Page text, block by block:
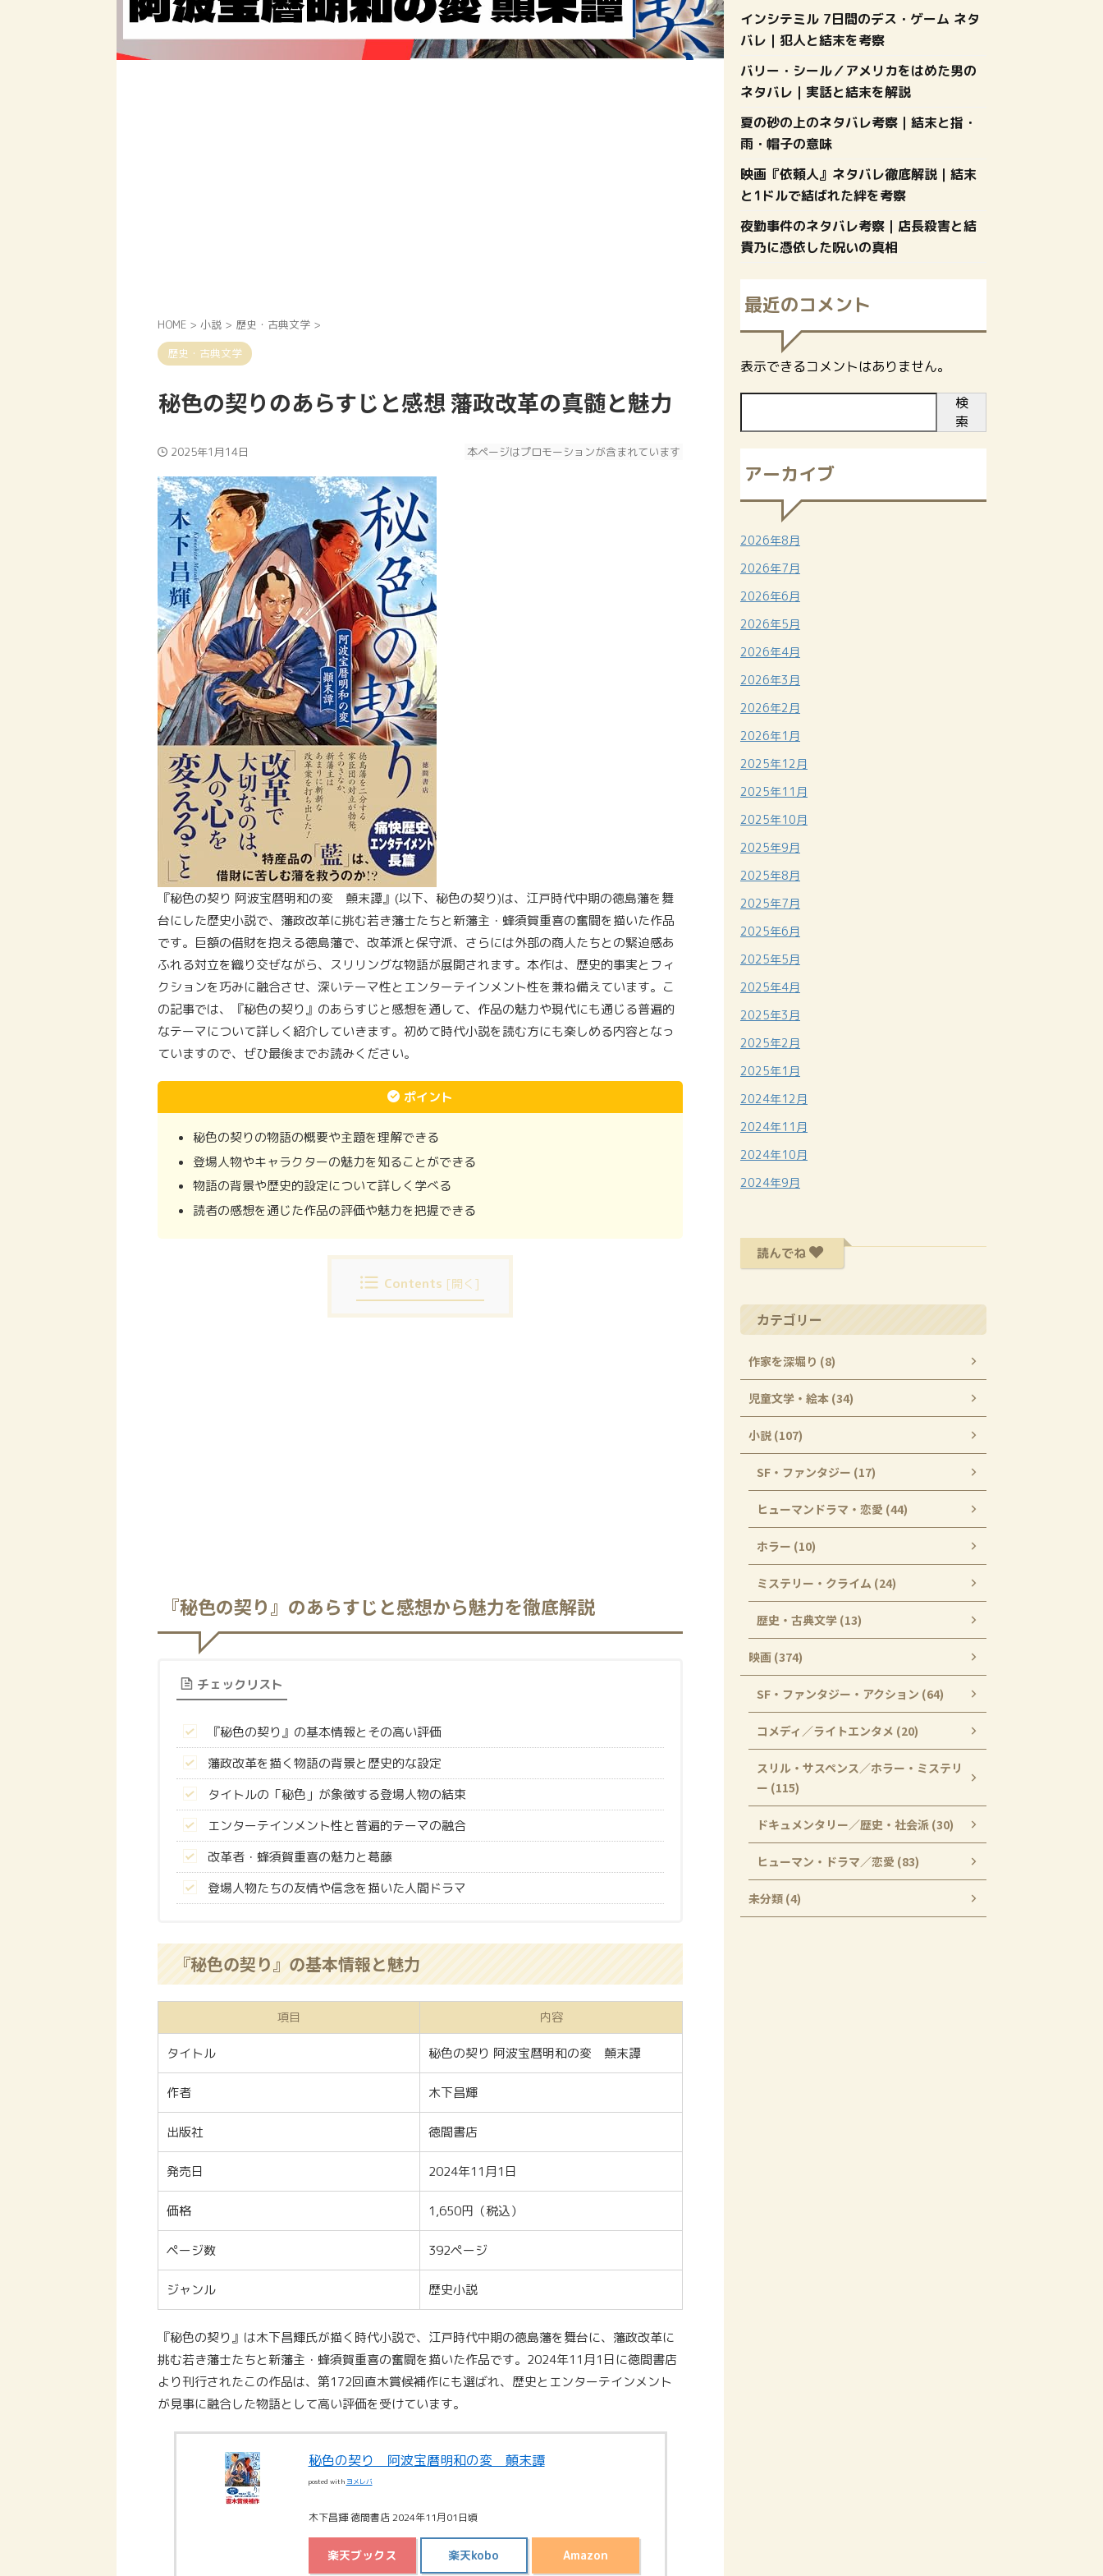
HOME > 小説 > 歴史・古典文学 >
歴史・古典文学
秘色の契りのあらすじと感想 藩政改革の真髄と魅力
2025年1月14日 本ページはプロモーションが含まれています
『秘色の契り 阿波宝暦明和の変 顛末譚』(以下、秘色の契り)は、江戸時代中期の徳島藩を舞
台にした歴史小説で、藩政改革に挑む若き藩士たちと新藩主・蜂須賀重喜の奮闘を描いた作品
です。巨額の借財を抱える徳島藩で、改革派と保守派、さらには外部の商人たちとの緊迫感あ
ふれる対立を織り交ぜながら、スリリングな物語が展開されます。本作は、歴史的事実とフィ
クションを巧みに融合させ、深いテーマ性とエンターテインメント性を兼ね備えています。こ
の記事では、『秘色の契り』のあらすじと感想を通して、作品の魅力や現代にも通じる普遍的
なテーマについて詳しく紹介していきます。初めて時代小説を読む方にも楽しめる内容となっ
ていますので、ぜひ最後までお読みください。
ポイント
秘色の契りの物語の概要や主題を理解できる
登場人物やキャラクターの魅力を知ることができる
物語の背景や歴史的設定について詳しく学べる
読者の感想を通じた作品の評価や魅力を把握できる
Contents [開く ]
『秘色の契り』のあらすじと感想から魅力を徹底解説
チェックリスト
『秘色の契り』の基本情報とその高い評価
藩政改革を描く物語の背景と歴史的な設定
タイトルの「秘色」が象徴する登場人物の結束
エンターテインメント性と普遍的テーマの融合
改革者・蜂須賀重喜の魅力と葛藤
登場人物たちの友情や信念を描いた人間ドラマ
『秘色の契り』の基本情報と魅力
項目 内容
タイトル 秘色の契り 阿波宝暦明和の変 顛末譚
作者 木下昌輝
出版社 徳間書店
発売日 2024年11月1日
価格 1,650円（税込）
ページ数 392ページ
ジャンル 歴史小説
『秘色の契り』は木下昌輝氏が描く時代小説で、江戸時代中期の徳島藩を舞台に、藩政改革に
挑む若き藩士たちと新藩主・蜂須賀重喜の奮闘を描いた作品です。2024年11月1日に徳間書店
より刊行されたこの作品は、第172回直木賞候補作にも選ばれ、歴史とエンターテインメント
が見事に融合した物語として高い評価を受けています。
秘色の契り 阿波宝暦明和の変 顛末譚
posted with ヨメレバ
木下昌輝 徳間書店 2024年11月01日頃
楽天ブックス 楽天kobo Amazon
インシテミル 7日間のデス・ゲーム ネタ
バレ｜犯人と結末を考察
バリー・シール／アメリカをはめた男の
ネタバレ｜実話と結末を解説
夏の砂の上のネタバレ考察｜結末と指・
雨・帽子の意味
映画『依頼人』ネタバレ徹底解説｜結末
と1ドルで結ばれた絆を考察
夜勤事件のネタバレ考察｜店長殺害と結
貴乃に憑依した呪いの真相
最近のコメント
表示できるコメントはありません。
検
索
アーカイブ
2026年8月
2026年7月
2026年6月
2026年5月
2026年4月
2026年3月
2026年2月
2026年1月
2025年12月
2025年11月
2025年10月
2025年9月
2025年8月
2025年7月
2025年6月
2025年5月
2025年4月
2025年3月
2025年2月
2025年1月
2024年12月
2024年11月
2024年10月
2024年9月
読んでね
カテゴリー
作家を深堀り (8)
児童文学・絵本 (34)
小説 (107)
SF・ファンタジー (17)
ヒューマンドラマ・恋愛 (44)
ホラー (10)
ミステリー・クライム (24)
歴史・古典文学 (13)
映画 (374)
SF・ファンタジー・アクション (64)
コメディ／ライトエンタメ (20)
スリル・サスペンス／ホラー・ミステリ
ー (115)
ドキュメンタリー／歴史・社会派 (30)
ヒューマン・ドラマ／恋愛 (83)
未分類 (4)